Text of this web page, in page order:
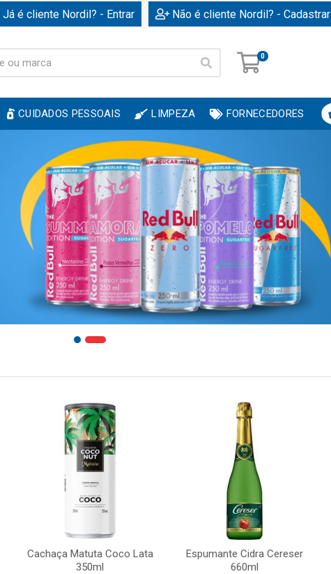
Já é cliente Nordil? - Entrar Não é cliente Nordil? - Cadastrar
0
CUIDADOS PESSOAIS LIMPEZA FORNECEDORES
Cachaça Matuta Coco Lata
350ml
Espumante Cidra Cereser
660ml